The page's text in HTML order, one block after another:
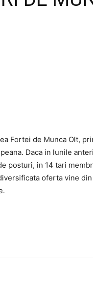
Fortei de Munca Olt,
Daca in lunile
posturi, in 14 tari
oferta vine